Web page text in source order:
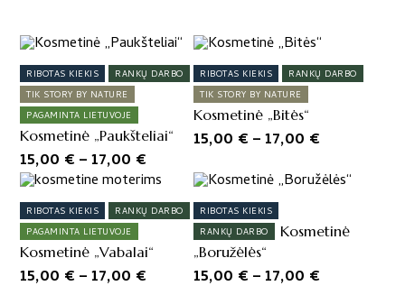
RIBOTAS KIEKIS
RANKŲ DARBO
TIK STORY BY NATURE
PAGAMINTA LIETUVOJE
Kosmetinė „Paukšteliai“
15,00 € –17,00 €
range:
15,00 €
through
17,00 €
This
product
has
multiple
variants.
The
options
may
be
chosen
on
the
product
RIBOTAS KIEKIS
RANKŲ DARBO
TIK STORY BY NATURE
Kosmetinė „Bitės“
15,00 € –17,00 €
15,00 €
17,00 €
This
product
has
multiple
variants.
The
may
be
chosen
on
the
product
RIBOTAS KIEKIS
RANKŲ DARBO
PAGAMINTA LIETUVOJE
Kosmetinė „Vabalai“
15,00 € –17,00 €
This
product
has
multiple
variants.
The
RIBOTAS KIEKIS
RANKŲ DARBO
Kosmetinė
„Boružėlės“
15,00 € –17,00 €
This
product
has
multiple
variants.
The